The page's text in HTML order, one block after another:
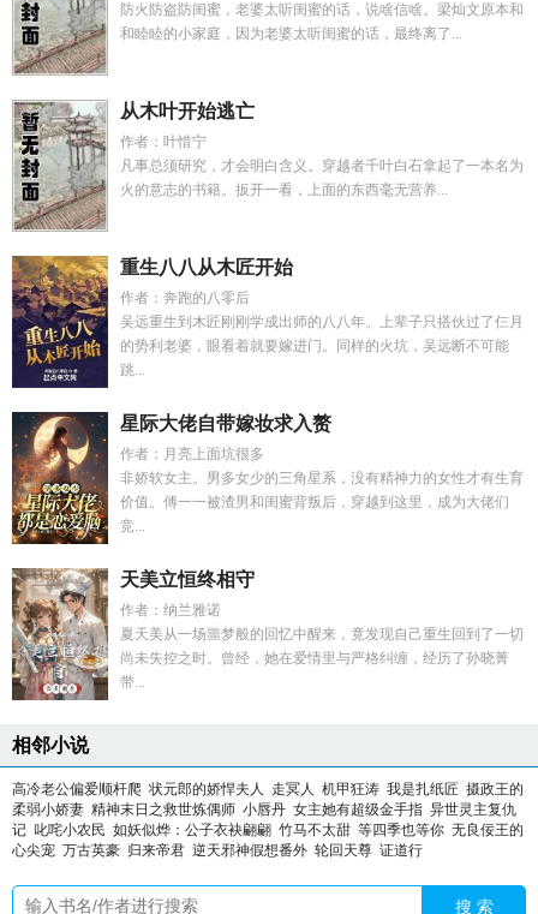
防火防盗防闺蜜，老婆太听闺蜜的话，说啥信啥。梁灿文原本和
和睦睦的小家庭，因为老婆太听闺蜜的话，最终离了...
从木叶开始逃亡
作者：叶惜宁
凡事总须研究，才会明白含义。穿越者千叶白石拿起了一本名为
火的意志的书籍。扳开一看，上面的东西毫无营养...
重生八八从木匠开始
作者：奔跑的八零后
吴远重生到木匠刚刚学成出师的八八年。上辈子只搭伙过了仨月
的势利老婆，眼看着就要嫁进门。同样的火坑，吴远断不可能
跳...
星际大佬自带嫁妆求入赘
作者：月亮上面坑很多
非娇软女主。男多女少的三角星系，没有精神力的女性才有生育
价值。傅一一被渣男和闺蜜背叛后，穿越到这里，成为大佬们
竞...
天美立恒终相守
作者：纳兰雅诺
夏天美从一场噩梦般的回忆中醒来，竟发现自己重生回到了一切
尚未失控之时。曾经，她在爱情里与严格纠缠，经历了孙晓菁
带...
相邻小说
高冷老公偏爱顺杆爬 状元郎的娇悍夫人 走冥人 机甲狂涛 我是扎纸匠 摄政王的
柔弱小娇妻 精神末日之救世炼偶师 小唇丹 女主她有超级金手指 异世灵主复仇
记 叱咤小农民 如妖似烨：公子衣袂翩翩 竹马不太甜 等四季也等你 无良佞王的
心尖宠 万古英豪 归来帝君 逆天邪神假想番外 轮回天尊 证道行
搜 索